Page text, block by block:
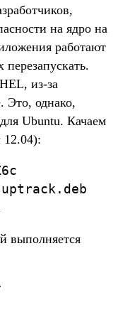
на ядро на
работают
из-за
Это, однако,
Ubuntu. Качаем
12.04):
выполняется